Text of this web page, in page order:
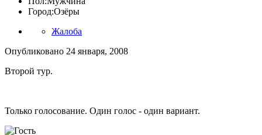
Город:Озёры
Жалоба
Опубликовано 24 января, 2008
Второй тур.
Только голосование. Один голос - один вариант.